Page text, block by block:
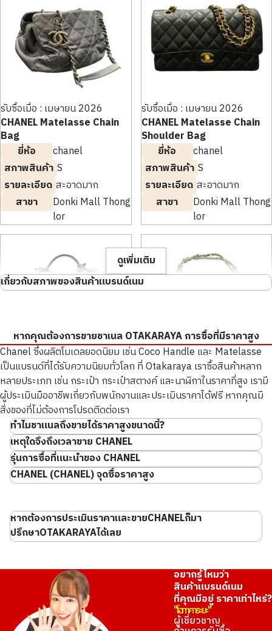
รับซื้อเมื่อ : เมษายน 2026
CHANEL Matelasse Chain
Bag
ยี่ห้อ
chanel
สภาพสินค้า S
รายละเอียด สะอาดมาก
สาขา
Donki Mall Thong
lor
รับซื้อเมื่อ : เมษายน 2026
CHANEL Matelasse Chain
Shoulder Bag
ยี่ห้อ
chanel
สภาพสินค้า S
รายละเอียด สะอาดมาก
สาขา
Donki Mall Thong
lor
รับซื้อเมื่อ : มีนาคม 2026
CHANEL CC Filigree Vanity
Bag
ยี่ห้อ
chanel
สภาพสินค้า S
รายละเอียด สะอาดมาก
สาขา
Donki Mall Thong
lor
รับซื้อเมื่อ : มีนาคม 2026
CHANEL Matelasse
ยี่ห้อ
chanel
สภาพสินค้า S
รายละเอียด สะอาดมาก
สาขา
Donki Mall Thong
lor
ดูเพิ่มเติม
เกี่ยวกับสภาพของสินค้าแบรนด์เนม
S สะอาดมาก
สภาพดีมาก ไม่มีรอยขีดข่วนหรือคราบใดๆ
A สะอาด
ไม่มีรอยขีดข่วนหรือคราบที่เห็นได้ชัดเจน
B ผ่านการใช้งานเล็ก
น้อย
มีรอยขีดข่วนและสิ่งสกปรกตามการใช้งาน
C ผ่านการใช้งานแล้ว มีรอยเปื้อนขนาดใหญ่ สายขาด หรือกระเป๋า
ด้านในฉีกขาดจนส่งผลต่อการใช้งาน
หากคุณต้องการขายชาเนล OTAKARAYA การซื้อที่มีราคาสูง
Chanel ซึ่งผลิตโมเดลยอดนิยม เช่น Coco Handle และ Matelasse
เป็นแบรนด์ที่ได้รับความนิยมทั่วโลก ที่ Otakaraya เราซื้อสินค้าหลาก
หลายประเภท เช่น กระเป๋า กระเป๋าสตางค์ และนาฬิกาในราคาที่สูง เรามี
ผู้ประเมินมืออาชีพเกี่ยวกับพนักงานและประเมินราคาได้ฟรี หากคุณมี
สิ่งของที่ไม่ต้องการโปรดติดต่อเรา
ทำไมชาแนลถึงขายได้ราคาสูงขนาดนี้?
รักษาความต้องการไว้สูง
เหตุใดจึงถึงเวลาขาย CHANEL
รุ่นการซื้อที่แนะนำของ CHANEL
CHANEL (CHANEL) จุดซื้อราคาสูง
ต้องมีอุปกรณ์เสริม ฯลฯ.
หากต้องการประเมินราคาและขายCHANELก็มา
ปรึกษาOTAKARAYAได้เลย
อยากรู้ไหมว่า
สินค้าแบรนด์เนม
ที่คุณมีอยู่ ราคาเท่าไหร่?
"โอทาคาระยะ"
ผู้เชี่ยวชาญ